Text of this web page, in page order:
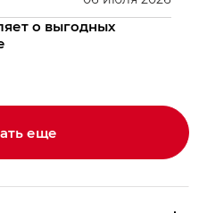
о выгодных
еще